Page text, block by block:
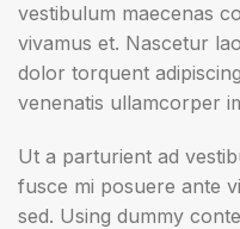
vestibulum maecenas
vivamus et. Nascetur
dolor torquent
venenatis ullamcorper
Ut a parturient ad
fusce mi posuere ante
sed. Using dummy